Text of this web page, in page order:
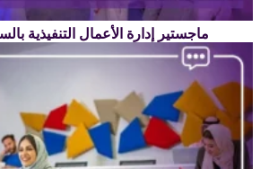
ماجستير إدارة الأعمال التنفيذية